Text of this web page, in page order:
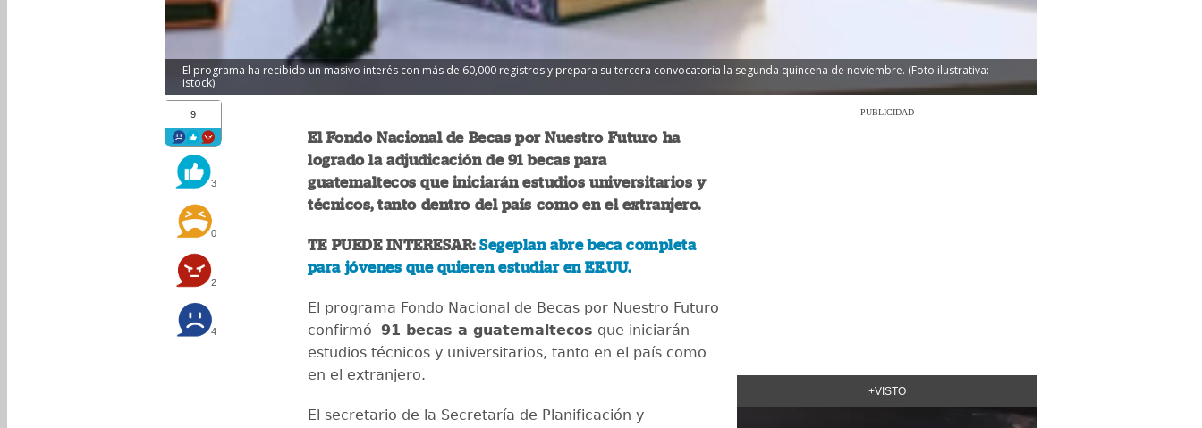
El programa ha recibido un masivo interés con más de 60,000 registros y prepara su tercera convocatoria la segunda quincena de noviembre. (Foto ilustrativa:
istock)
9
3
0
2
4
El Fondo Nacional de Becas por Nuestro Futuro ha
logrado la adjudicación de 91 becas para
guatemaltecos que iniciarán estudios universitarios y
técnicos, tanto dentro del país como en el extranjero.
TE PUEDE INTERESAR:Segeplan abre beca completa
para jóvenes que quieren estudiar en EE.UU.
El programa Fondo Nacional de Becas por Nuestro Futuro
confirmó 91 becas a guatemaltecos que iniciarán
estudios técnicos y universitarios, tanto en el país como
en el extranjero.
El secretario de la Secretaría de Planificación y
PUBLICIDAD
+VISTO